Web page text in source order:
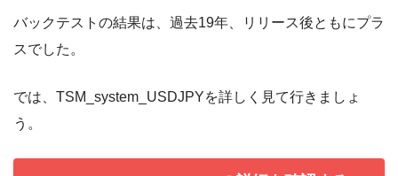
バックテストの結果は、過去19年、リリース後ともにプラ
スでした。
では、TSM_system_USDJPYを詳しく見て行きましょ
う。